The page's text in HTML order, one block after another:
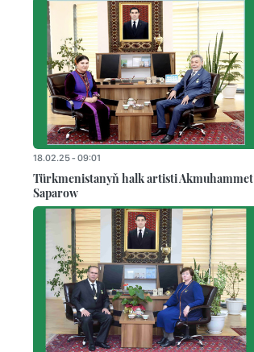
18.02.25 - 09:01
Türkmenistanyň halk artisti Akmuhammet
Saparow